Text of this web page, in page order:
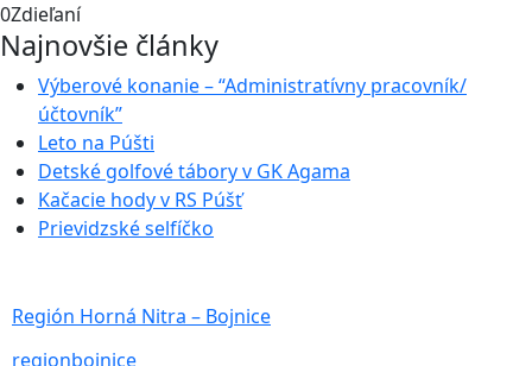
0Zdieľaní
Najnovšie články
Výberové konanie – “Administratívny pracovník/
účtovník”
Leto na Púšti
Detské golfové tábory v GK Agama
Kačacie hody v RS Púšť
Prievidzské selfíčko
Región Horná Nitra – Bojnice
regionbojnice